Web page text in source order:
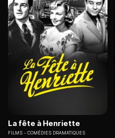
La fête à Henriette
FILMS COMÉDIES DRAMATIQUES